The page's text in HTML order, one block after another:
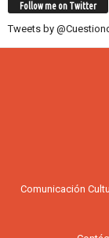
Follow me on Twitter
Tweets by
Comunicación